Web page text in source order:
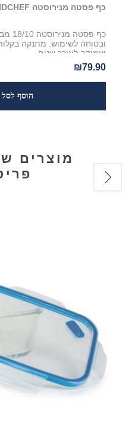
כף פסטה מנירוסטה GRANDCHEF
ובטוחה לשימוש. מתנקה
ועמידה לאורך שנים
₪79.90
מוצרים